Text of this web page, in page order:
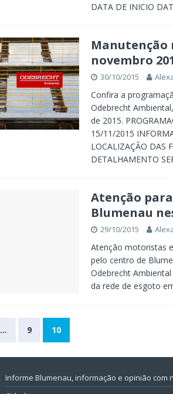
DATA DE INICIO
Manutenção
novembro
30/10/2015
Confira a
Odebrecht
de 2015.
15/11/2015
LOCALIZAÇÃO DAS
DETALHAMENTO
Atenção
Blumenau
29/10/2015
Atenção motoristas
pelo centro de
Odebrecht
da rede de esgoto
… 9 10
Informe Blumenau, informação e opinião com